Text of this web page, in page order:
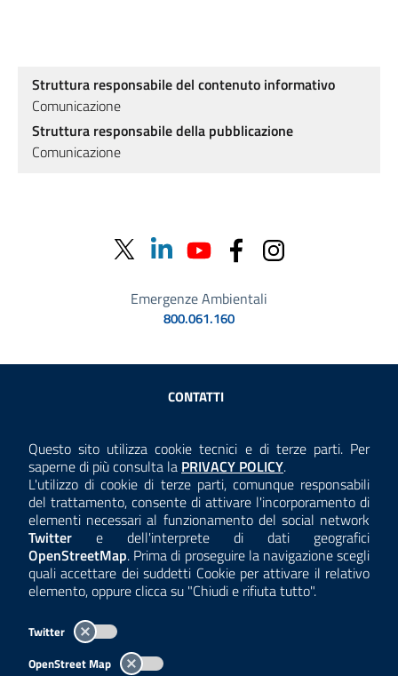
Questo sito utilizza cookie tecnici e di terze parti. Per
saperne di più consulta la Consulta la
PRIVACY POLICY.
L'utilizzo di cookie di terze parti, comunque responsabili
del trattamento, consente di attivare l'incorporamento di
elementi necessari al funzionamento del social network
Twitter e dell'interprete di dati geografici
OpenStreetMap. Prima di proseguire la navigazione scegli
quali accettare dei suddetti Cookie per attivare il relativo
elemento, oppure clicca su "Chiudi e rifiuta tutto".
Twitter
OpenStreet Map
Struttura responsabile del contenuto informativo
Comunicazione
Struttura responsabile della pubblicazione
Comunicazione
Emergenze Ambientali
800.061.160
Sezione Link Utili
CONTATTI
ANTICORRUZIONE
ACCESSIBILITÀ
COOKIE E PRIVACY
TEMI A-Z